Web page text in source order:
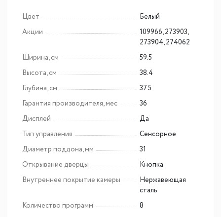
Цвет
Белый
Акции
109966, 273903,
273904, 274062
Ширина, см
59.5
Высота, см
38.4
Глубина, см
37.5
Гарантия производителя, мес
36
Дисплей
Да
Тип управления
Сенсорное
Диаметр поддона, мм
31
Открывание дверцы
Кнопка
Внутреннее покрытие камеры
Нержавеющая
сталь
Количество программ
8